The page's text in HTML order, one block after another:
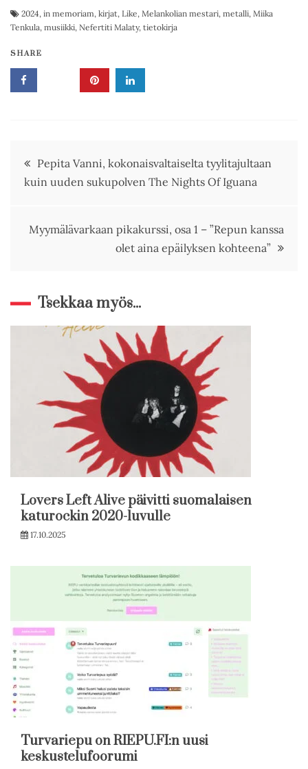
2024, in memoriam, kirjat, Like, Melankolian mestari, metalli, Miika
Tenkula, musiikki, Nefertiti Malaty, tietokirja
SHARE
Artikkelien
selaus
Pepita Vanni, kokonaisvaltaiselta tyylitajultaan
kuin uuden sukupolven The Nights Of Iguana
Myymälävarkaan pikakurssi, osa 1 – ”Repun kanssa
olet aina epäilyksen kohteena”
Tsekkaa myös...
Lovers Left Alive päivitti suomalaisen
katurockin 2020-luvulle
17.10.2025
Turvariepu on RIEPU.FI:n uusi
keskustelufoorumi